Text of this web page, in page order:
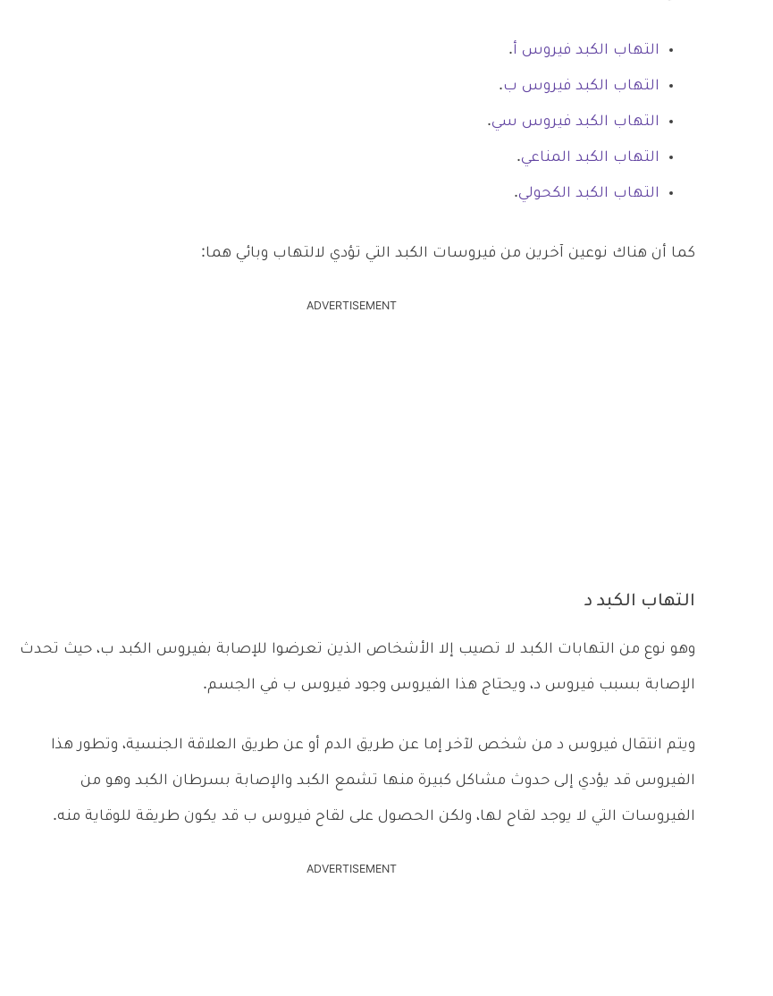
التهاب الكبد فيروس أ.
التهاب الكبد فيروس ب.
التهاب الكبد فيروس سي.
التهاب الكبد المناعي.
التهاب الكبد الكحولي.
كما أن هناك نوعين آخرين من فيروسات الكبد التي تؤدي لالتهاب وبائي هما:
ADVERTISEMENT
التهاب الكبد د
وهو نوع من التهابات الكبد لا تصيب إلا الأشخاص الذين تعرضوا للإصابة بفيروس الكبد ب، حيث تحدث
الإصابة بسبب فيروس د، ويحتاج هذا الفيروس وجود فيروس ب في الجسم.
ويتم انتقال فيروس د من شخص لآخر إما عن طريق الدم أو عن طريق العلاقة الجنسية، وتطور هذا
الفيروس قد يؤدي إلى حدوث مشاكل كبيرة منها تشمع الكبد والإصابة بسرطان الكبد وهو من
الفيروسات التي لا يوجد لقاح لها، ولكن الحصول على لقاح فيروس ب قد يكون طريقة للوقاية منه.
ADVERTISEMENT